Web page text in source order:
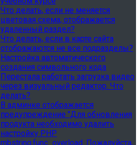
Что делать, если не меняется
цветовая схема, отображается
удаленный раздел?
Что делать, если в карте сайта
отображаются не все подразделы?
Настройка автоматического
создания символьного кода
Перестала работать загрузка видео
через визуальный редактор. Что
делать?
В админке отображается
предупреждение "Для обновления
продукта необходимо удалить
настройку PHP
mbstring.func_overload. Пожалуйста,